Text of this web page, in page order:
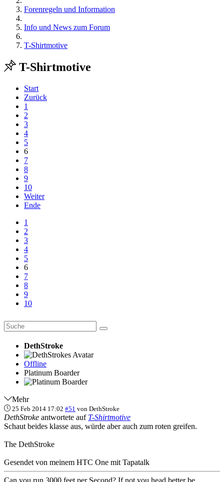
Forenregeln und Information
Info und News zum Forum
T-Shirtmotive
T-Shirtmotive
Start
Zurück
1
2
3
4
5
6
7
8
9
10
Weiter
Ende
1
2
3
4
5
6
7
8
9
10
DethStroke
Offline
Platinum Boarder
Mehr
25 Feb 2014 17:02 #51 von DethStroke
DethStroke antwortete auf T-Shirtmotive
Schaut beides klasse aus, würde aber auch zum roten greifen.
The DethStroke
Gesendet von meinem HTC One mit Tapatalk
Can you run 3000 feet per Second? If not you head better be